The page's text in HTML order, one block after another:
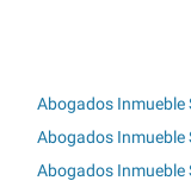
Abogados Inmueble
Abogados Inmueble
Abogados Inmueble